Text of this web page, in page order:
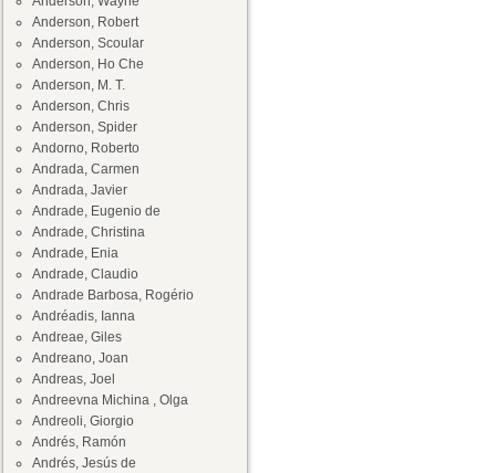
Anderson, Robert
Anderson, Scoular
Anderson, Ho Che
Anderson, M. T.
Anderson, Chris
Anderson, Spider
Andorno, Roberto
Andrada, Carmen
Andrada, Javier
Andrade, Eugenio de
Andrade, Christina
Andrade, Enia
Andrade, Claudio
Andrade Barbosa, Rogério
Andréadis, Ianna
Andreae, Giles
Andreano, Joan
Andreas, Joel
Andreevna Michina , Olga
Andreoli, Giorgio
Andrés, Ramón
Andrés, Jesús de